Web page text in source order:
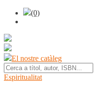
(0)
El nostre catàleg
Espiritualitat